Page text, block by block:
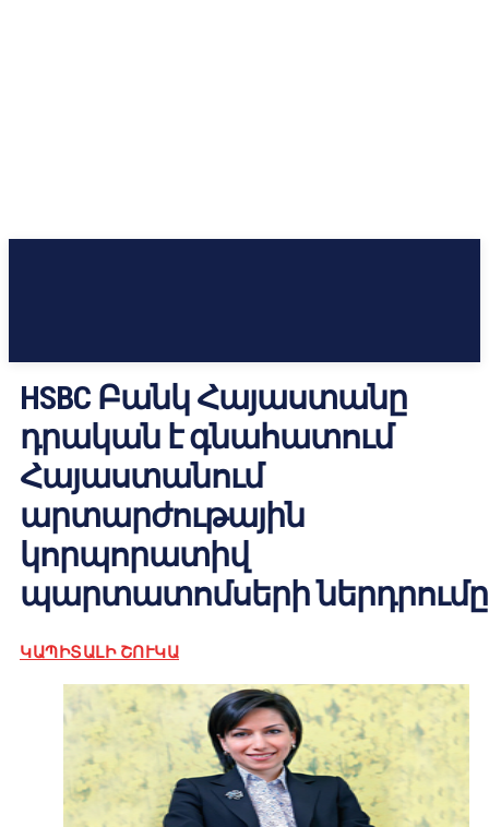
HSBC Բանկ Հայաստանը
դրական է գնահատում
Հայաստանում
արտարժութային
կորպորատիվ
պարտատոմսերի ներդրումը
ԿԱՊԻՏԱԼԻ ՇՈՒԿԱ